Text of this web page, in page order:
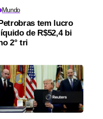
Mundo
Petrobras tem lucro
líquido de R$52,4 bi
2° tri